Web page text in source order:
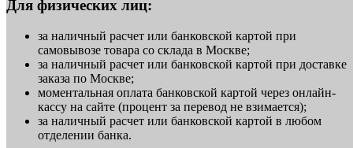
Для физических лиц:
за наличный расчет или банковской картой при
самовывозе товара со склада в Москве;
за наличный расчет или банковской картой при доставке
заказа по Москве;
моментальная оплата банковской картой через онлайн-
кассу на сайте (процент за перевод не взимается);
за наличный расчет или банковской картой в любом
отделении банка.